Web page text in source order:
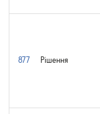
877 Рішення